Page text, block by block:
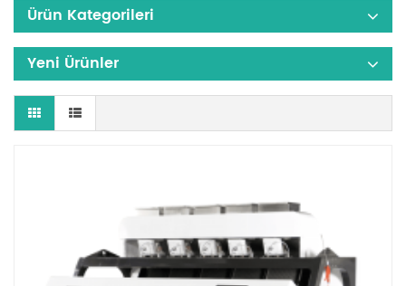
Ürün Kategorileri
Yeni Ürünler